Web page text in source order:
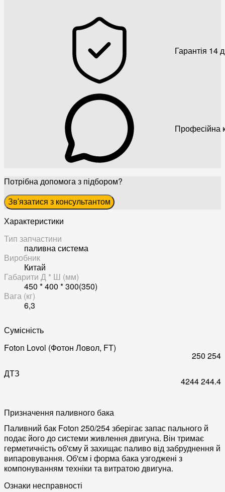
Гарантія 14
Професійна
Потрібна допомога з підбором?
Зв'язатися з консультантом
Характеристики
Тип запчастини
паливна система
Виробник
Китай
Габарити Д * Ш (мм)
450 * 400 * 300(350)
Вага (кг)
6,3
Сумісність
Foton Lovol (Фотон Ловол, FT)
250 254
ДТЗ
4244244.4
Призначення паливного бака
Паливний бак Foton 250/254 зберігає запас пального й
подає його до системи живлення двигуна. Він тримає
герметичність об'єму й захищає паливо від забруднення й
випаровування. Об'єм і форма бака узгоджені з
компонуванням техніки та витратою двигуна.
Ознаки несправності